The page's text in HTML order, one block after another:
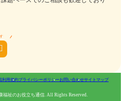
利用規約プライバシーポリシーお問い合わせサイトマップ
祉のお役立ち通信. All Rights Reserved.